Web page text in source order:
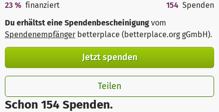
Schon 154 Spenden.
23 % finanziert 154 Spenden
Du erhältst eine Spendenbescheinigung vom
Spendenempfänger betterplace (betterplace.org gGmbH).
Jetzt spenden
Teilen